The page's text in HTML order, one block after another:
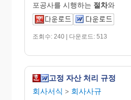
포공사를 시행하는 절차와
조회수: 240 | 다운로드: 513
고정 자산 처리 규정
회사서식 > 회사사규